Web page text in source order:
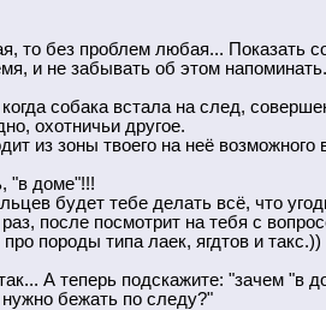
то без проблем любая... Показать
и не забывать об этом
собака встала на след,
охотничьи другое.
из зоны твоего на неё возможного
"в доме"!!!
будет тебе делать всё, что
после посмотрит на тебя с
породы типа лаек, ягдтов и такс.))
А теперь подскажите: "зачем "в
бежать по следу?"